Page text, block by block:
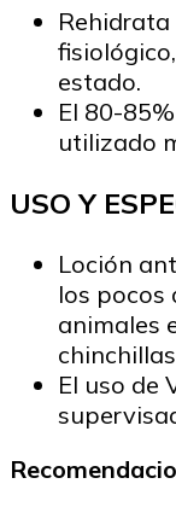
estado.
El 80-
utilizado
USO Y
Loción
los pocos
animales
El uso de